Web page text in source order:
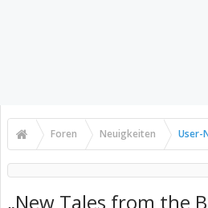
Foren Neuigkeiten User-
„New Tales from the